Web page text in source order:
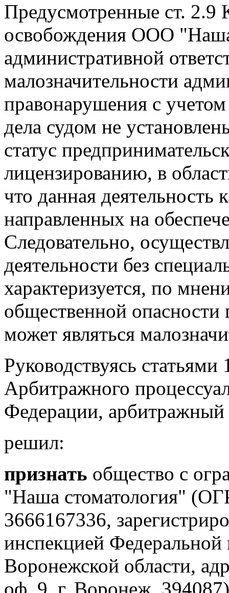
Предусмотренные ст.
освобождения ООО "Наша
административной
малозначительности
правонарушения с
дела судом не
статус
лицензированию, в
что данная деятельность
направленных на
Следовательно,
деятельности без
характеризуется, по
общественной
может являться
Руководствуясь
Арбитражного
Федерации, арбитражный
решил:
признать общество с
"Наша стоматология"
3666167336,
инспекцией
Воронежской области,